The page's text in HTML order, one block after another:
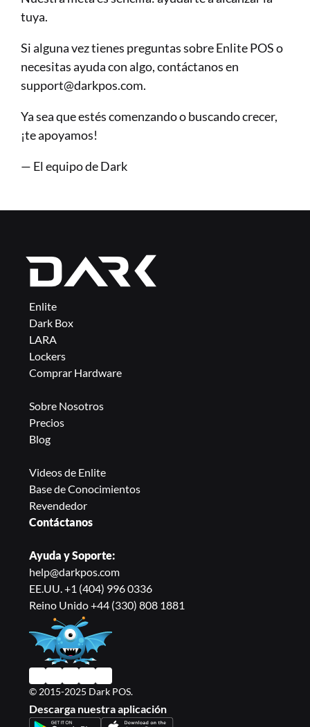
tuya.
Si alguna vez tienes preguntas sobre Enlite POS o
necesitas ayuda con algo, contáctanos en
support@darkpos.com.
Ya sea que estés comenzando o buscando crecer,
¡te apoyamos!
— El equipo de Dark
Enlite
Dark Box
LARA
Lockers
Comprar Hardware
Sobre Nosotros
Precios
Blog
Videos de Enlite
Base de Conocimientos
Revendedor
Contáctanos
Ayuda y Soporte:
help@darkpos.com
EE.UU. +1 (404) 996 0336
Reino Unido +44 (330) 808 1881
© 2015-2025 Dark POS.
Descarga nuestra aplicación